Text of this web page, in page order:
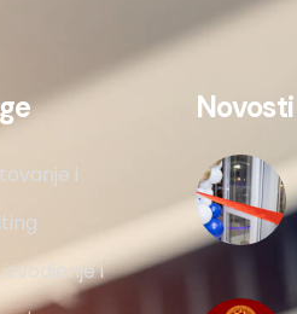
i
izvodjenje i
Novosti